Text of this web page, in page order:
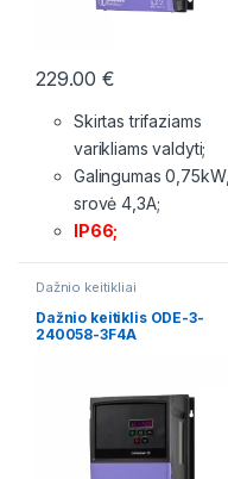
229.00€
Skirtas trifaziams
varikliams valdyti;
Galingumas 0,75kW,
srovė 4,3A;
IP66;
Dažnio keitikliai
Dažnio keitiklis ODE-3-
240058-3F4A